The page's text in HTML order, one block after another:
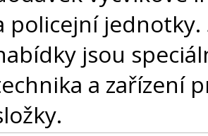
policejní
jsou
a zařízení